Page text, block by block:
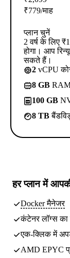
₹779/माह
प्लान चुनें
2 वर्ष के लिए
होगा। आप
सकते हैं।
2 vCPU
8 GB
100 GB
8 TB
हर प्लान में
Docker मैनेजर
कंटेनर लॉग्स
एक-क्लिक में
AMD EPYC